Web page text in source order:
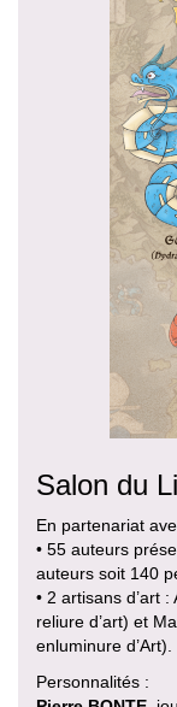
Salon du
En partenariat
• 55 auteurs
auteurs soit 140
• 2 artisans d’art
reliure d’art) et
enluminure d’Art).
Personnalités :